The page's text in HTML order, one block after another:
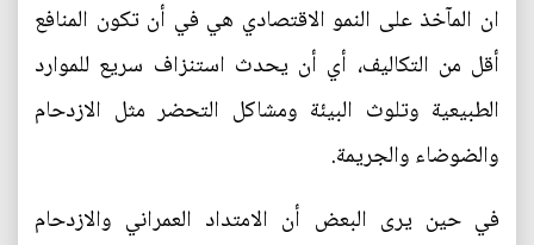
ان المآخذ على النمو الاقتصادي هي في أن تكون المنافع
أقل من التكاليف، أي أن يحدث استنزاف سريع للموارد
الطبيعية وتلوث البيئة ومشاكل التحضر مثل الازدحام
والضوضاء والجريمة.
في حين يرى البعض أن الامتداد العمراني والازدحام